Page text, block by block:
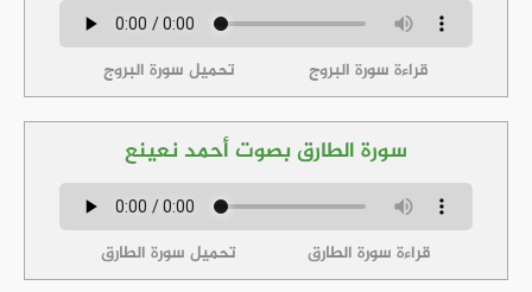
قراءة سورة البروج تحميل سورة البروج
سورة الطارق بصوت أحمد نعينع
قراءة سورة الطارق تحميل سورة الطارق